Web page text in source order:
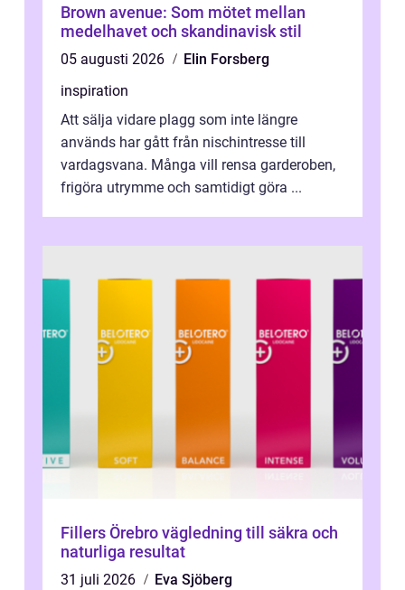
Brown avenue: Som mötet mellan
medelhavet och skandinavisk stil
05 augusti 2026
Elin Forsberg
inspiration
Att sälja vidare plagg som inte längre
används har gått från nischintresse till
vardagsvana. Många vill rensa garderoben,
frigöra utrymme och samtidigt göra ...
Fillers Örebro vägledning till säkra och
naturliga resultat
31 juli 2026
Eva Sjöberg